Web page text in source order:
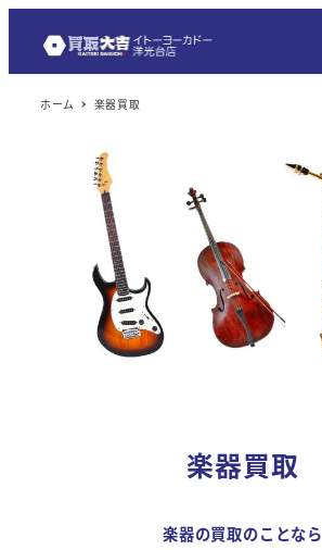
ホーム 楽器買取
楽器買取
楽器の買取のことなら